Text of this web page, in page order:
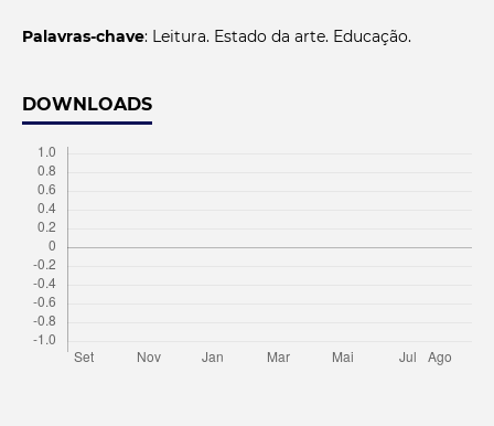
Palavras-chave: Leitura. Estado da arte. Educação.
DOWNLOADS